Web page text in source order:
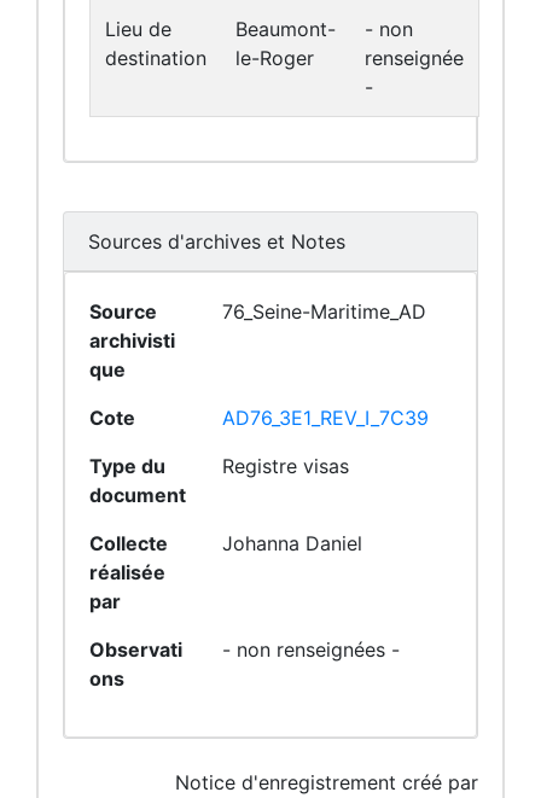
Lieu de
destination
Beaumont-
le-Roger
- non
renseignée
-
Sources d'archives et Notes
Source
archivisti
que
76_Seine-Maritime_AD
Cote
AD76_3E1_REV_I_7C39
Type du
document
Registre visas
Collecte
réalisée
par
Johanna Daniel
Observati
ons
- non renseignées -
Notice d'enregistrement créé par